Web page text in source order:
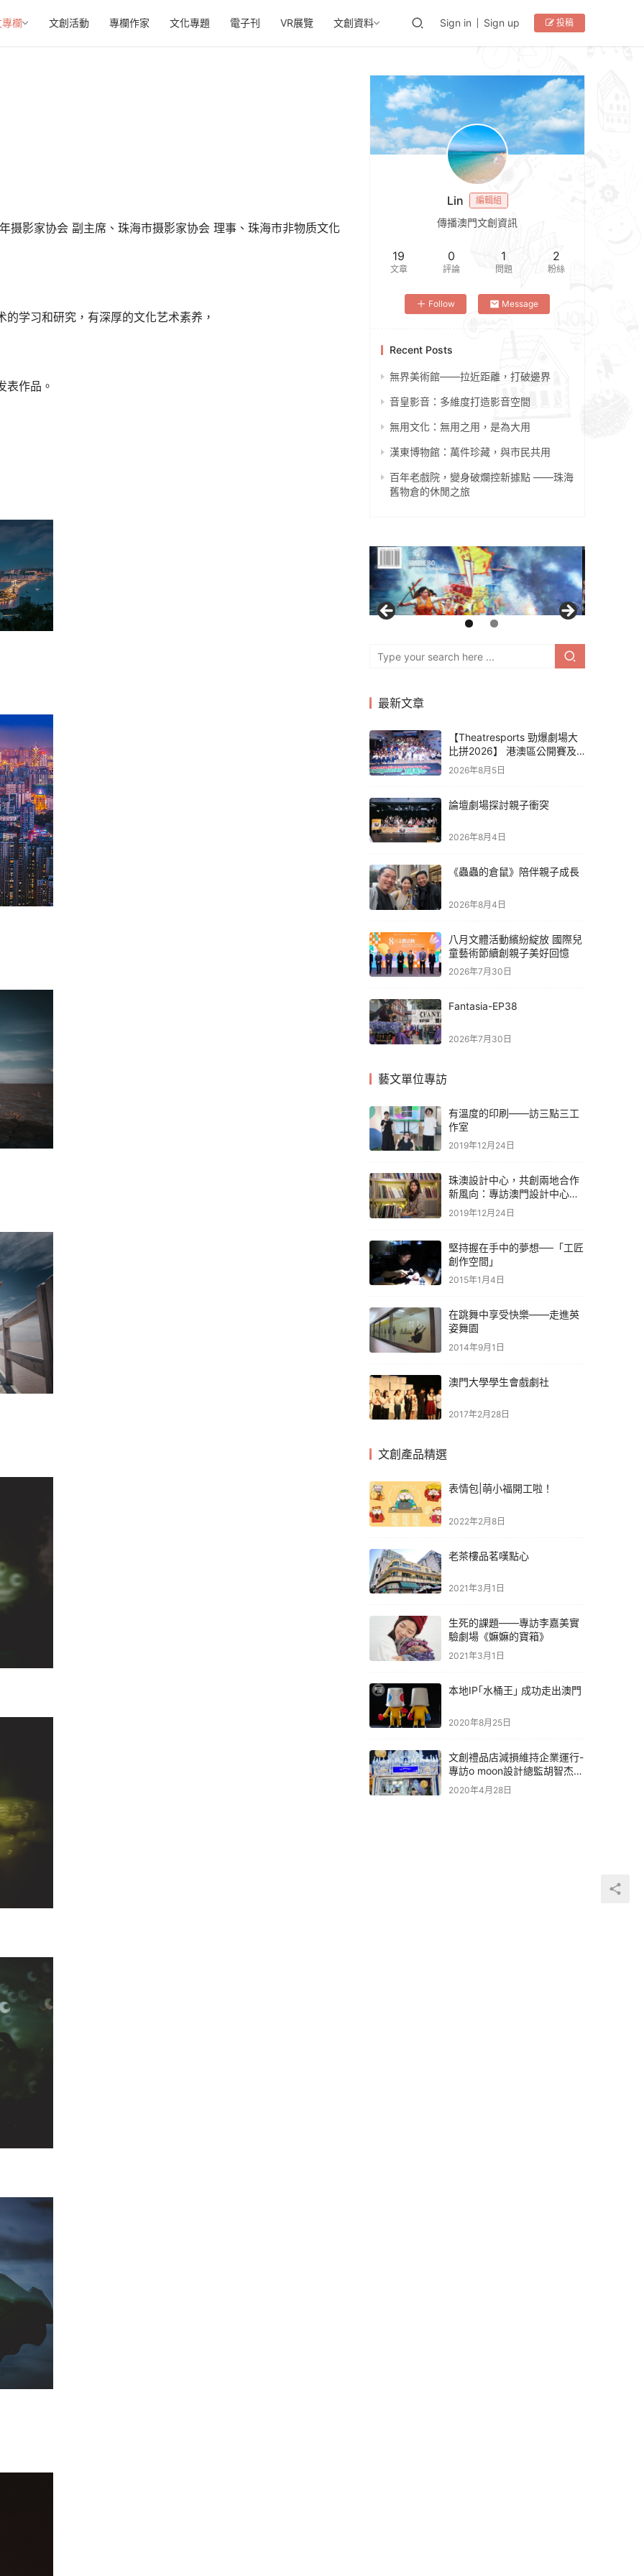
欄 文創活動 專欄作家 文化專題 電子刊 VR展覽 文創資料 Sign in Sign up 投稿
摄影家协会 副主席、珠海市摄影家协会 理事、珠海市非物质文化
学习和研究，有深厚的文化艺术素养，
表作品。
Lin 編輯組
傳播澳門文創資訊
19
文章
0
評論
1
問題
2
粉絲
Follow Message
Recent Posts
無界美術館——拉近距離，打破邊界
音皇影音：多維度打造影音空間
無用文化：無用之用，是為大用
漢東博物館：萬件珍藏，與市民共用
百年老戲院，變身破爛控新據點 ——珠海
舊物倉的休閒之旅
最新文章
【Theatresports 勁爆劇場大
比拼2026】 港澳區公開賽及
亞洲聯賽賽果
2026年8月5日
論壇劇場探討親子衝突
2026年8月4日
《蟲蟲的倉鼠》陪伴親子成長
2026年8月4日
八月文體活動繽紛綻放 國際兒
童藝術節續創親子美好回憶
2026年7月30日
Fantasia-EP38
2026年7月30日
藝文單位專訪
有溫度的印刷——訪三點三工
作室
2019年12月24日
珠澳設計中心，共創兩地合作
新風向：專訪澳門設計中心執
行長馮文偉
2019年12月24日
堅持握在手中的夢想──「工匠
創作空間」
2015年1月4日
在跳舞中享受快樂——走進英
姿舞園
2014年9月1日
澳門大學學生會戲劇社
2017年2月28日
文創產品精選
表情包|萌小福開工啦！
2022年2月8日
老茶樓品茗嘆點心
2021年3月1日
生死的課題——專訪李嘉美實
驗劇場《嫲嫲的寶箱》
2021年3月1日
本地IP｢水桶王｣ 成功走出澳門
2020年8月25日
文創禮品店減損維持企業運行-
專訪o moon設計總監胡智杰先
生
2020年4月28日